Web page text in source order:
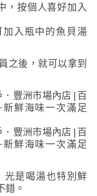
，按個人喜好加入
入瓶中的魚貝湯
之後，就可以拿到
光是喝湯也特別鮮
錯。